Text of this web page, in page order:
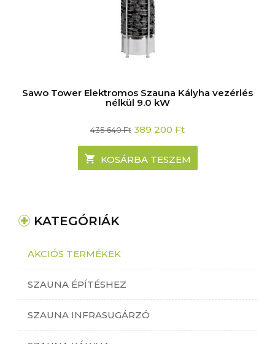
Sawo Tower Elektromos Szauna Kályha vezérlés
nélkül 9.0 kW
435 640Ft Original
was:
435
640 Ft.
389 200 FtCurrent
is:
389
200 Ft.
KOSÁRBA TESZEM
KATEGÓRIÁK
AKCIÓS TERMÉKEK
SZAUNA ÉPÍTÉSHEZ
SZAUNA INFRASUGÁRZÓ